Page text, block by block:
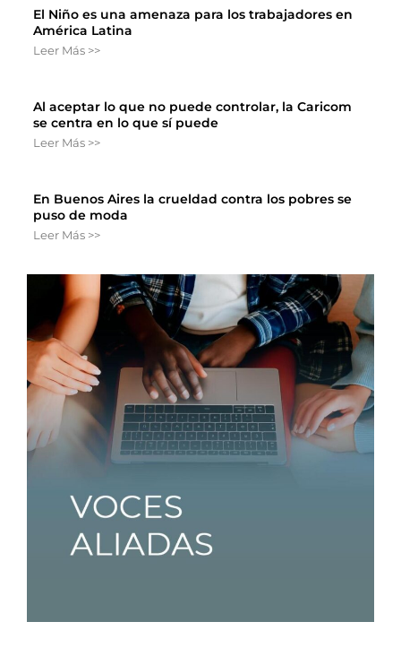
El Niño es una amenaza para los trabajadores en
América Latina
Leer Más >>
Al aceptar lo que no puede controlar, la Caricom
se centra en lo que sí puede
Leer Más >>
En Buenos Aires la crueldad contra los pobres se
puso de moda
Leer Más >>